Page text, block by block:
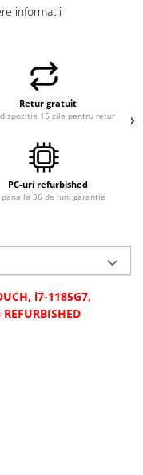
informatii
Retur gratuit
15 zile pentru retur
PC-uri refurbished
pana la 36 de luni garantie
i7-1185G7,